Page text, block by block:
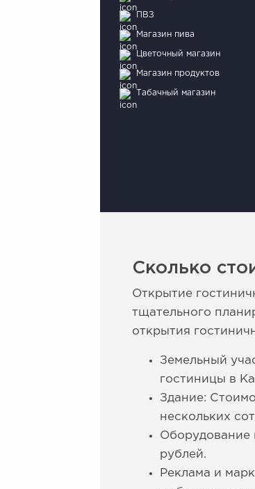
ПВЗ
Магазин пива
Цветочный магазин
Магазин продуктов
Табачный магазин
Сколько
Открытие
тщательного
открытия
Земельный
гостиницы в
Здание:
нескольких
Оборудование
рублей.
Реклама и